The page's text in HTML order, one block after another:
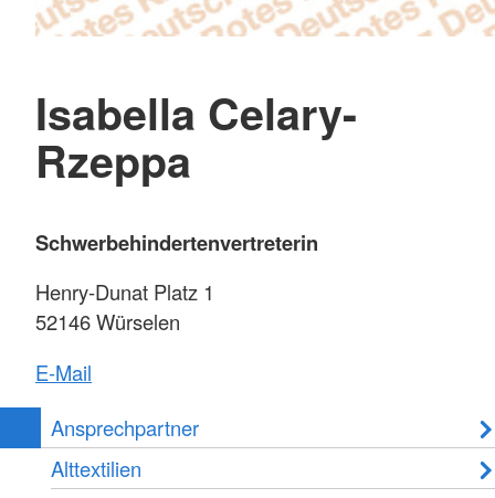
Isabella Celary-
Rzeppa
Schwerbehindertenvertreterin
Henry-Dunat Platz 1
52146 Würselen
E-Mail
Ansprechpartner
Alttextilien